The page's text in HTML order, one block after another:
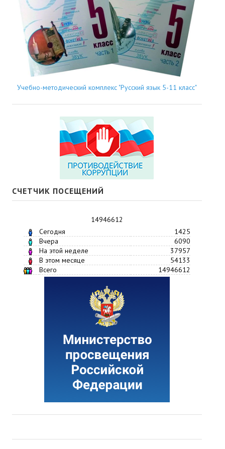
Учебно-методический комплекс "Русский язык 5-11 класс"
СЧЕТЧИК ПОСЕЩЕНИЙ
14946612
Сегодня
1425
Вчера
6090
На этой неделе
37957
В этом месяце
54133
Всего
14946612